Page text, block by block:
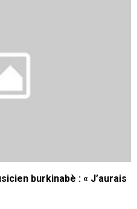
burkinabè : « J’aurais